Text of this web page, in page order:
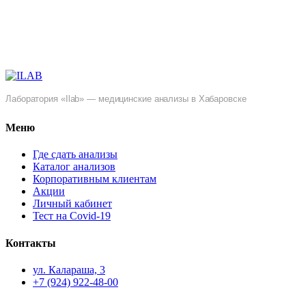
Лаборатория «Ilab» — медицинские анализы в Хабаровске
Меню
Где сдать анализы
Каталог анализов
Корпоративным клиентам
Акции
Личный кабинет
Тест на Covid-19
Контакты
ул. ​Калараша, 3
+7 (924) 922-48-00